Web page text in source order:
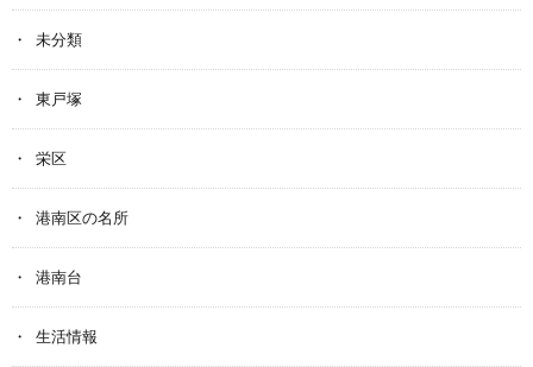
未分類
東戸塚
栄区
港南区の名所
港南台
生活情報